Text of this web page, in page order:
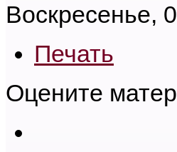
Воскресенье,
Печать
Оцените